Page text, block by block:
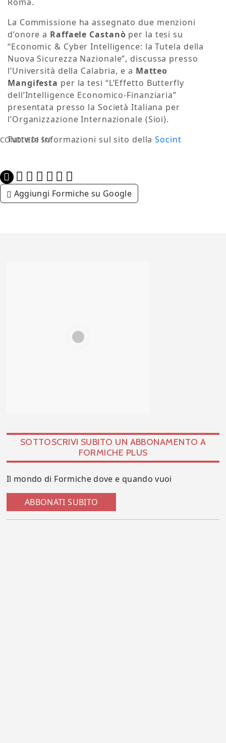
La Commissione ha assegnato due menzioni
d’onore a Raffaele Castanò per la tesi su
“Economic & Cyber Intelligence: la Tutela della
Nuova Sicurezza Nazionale”, discussa presso
l’Università della Calabria, e a Matteo
Mangifesta per la tesi “L’Effetto Butterfly
dell’Intelligence Economico-Finanziaria”
presentata presso la Società Italiana per
l’Organizzazione Internazionale (Sioi).
Tutte le informazioni sul sito dellaSocint
CONDIVIDI SU:
Aggiungi Formiche su Google
SOTTOSCRIVI SUBITO UN ABBONAMENTO A
FORMICHE PLUS
Il mondo di Formiche dove e quando vuoi
ABBONATI SUBITO